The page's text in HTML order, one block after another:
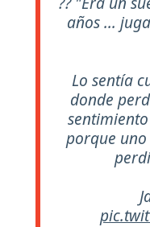
años ...
Lo sentía
donde
porque